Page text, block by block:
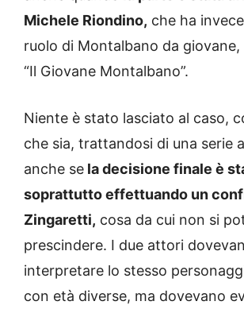
Michele Riondino, che ha
ruolo di Montalbano da giovane,
“Il Giovane Montalbano”.
Niente è stato lasciato al caso,
che sia, trattandosi di una serie
anche se la decisione finale è
soprattutto effettuando un
Zingaretti, cosa da cui non si
prescindere. I due attori
interpretare lo stesso
con età diverse, ma dovevano